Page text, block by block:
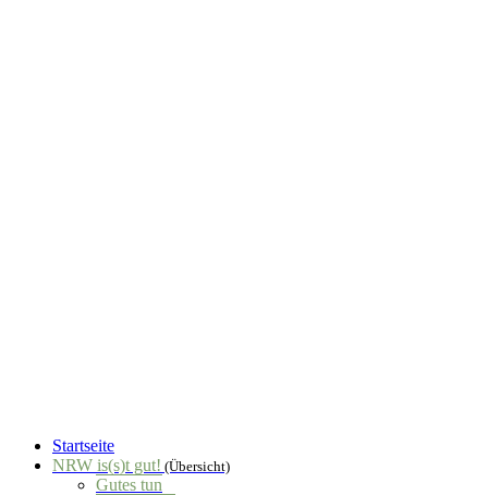
Startseite
NRW is(s)t gut! (Übersicht)
Gutes tun